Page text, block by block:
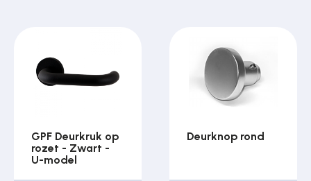
GPF Deurkruk op
rozet - Zwart -
U-model
Deurknop rond